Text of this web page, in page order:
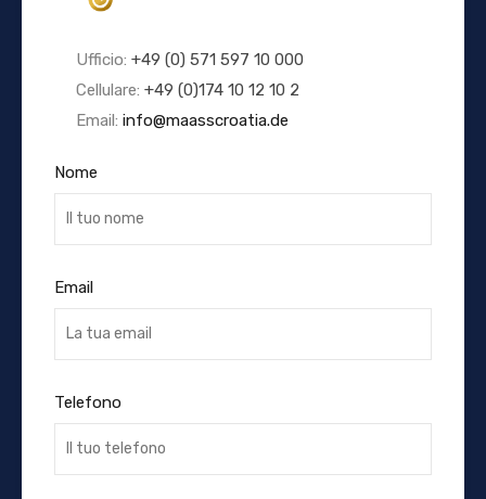
Ufficio: +49 (0) 571 597 10 000
Cellulare: +49 (0)174 10 12 10 2
Email: info@maasscroatia.de
Nome
Email
Telefono